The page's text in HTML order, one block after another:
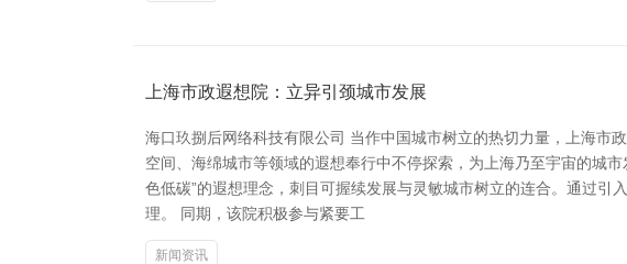
上海市政遐想院：立异引颈城市发展
海口玖捌后网络科技有限公司 当作中国城市树立的热切力量，上海市
空间、海绵城市等领域的遐想奉行中不停探索，为上海乃至宇宙的城
色低碳”的遐想理念，刺目可握续发展与灵敏城市树立的连合。通过
理。 同期，该院积极参与紧要工
新闻资讯